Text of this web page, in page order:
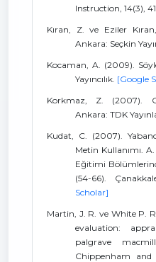
Instruction, 14(3),
Kıran, Z. ve Eziler
Ankara: Seçkin
Kocaman, A. (2009).
Yayıncılık. [Google
Korkmaz, Z. (2007).
Ankara: TDK
Kudat, C. (2007).
Metin Kullanımı.
Eğitimi
(54-66).
Scholar]
Martin, J. R. ve White P.
evaluation:
palgrave
Chippenham and